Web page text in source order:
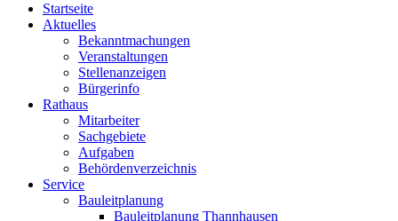
Startseite
Aktuelles
Bekanntmachungen
Veranstaltungen
Stellenanzeigen
Bürgerinfo
Rathaus
Mitarbeiter
Sachgebiete
Aufgaben
Behördenverzeichnis
Service
Bauleitplanung
Bauleitplanung Thannhausen